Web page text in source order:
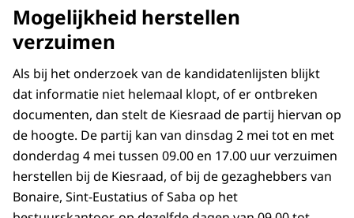
Mogelijkheid herstellen
verzuimen
Als bij het onderzoek van de kandidatenlijsten blijkt
dat informatie niet helemaal klopt, of er ontbreken
documenten, dan stelt de Kiesraad de partij hiervan op
de hoogte. De partij kan van dinsdag 2 mei tot en met
donderdag 4 mei tussen 09.00 en 17.00 uur verzuimen
herstellen bij de Kiesraad, of bij de gezaghebbers van
Bonaire, Sint-Eustatius of Saba op het